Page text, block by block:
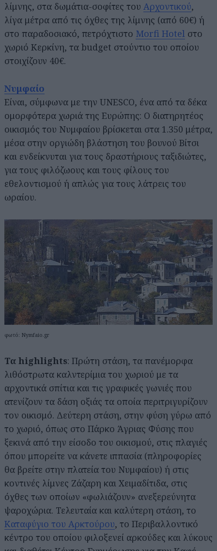
λίμνης, στα δωμάτια-σοφίτες του Αρχοντικού,
λίγα μέτρα από τις όχθες της λίμνης (από 60€) ή
στο παραδοσιακό, πετρόχτιστο Morfi Hotel στο
χωριό Κερκίνη, τα budget στούντιο του οποίου
στοιχίζουν 40€.
Νυμφαίο
Είναι, σύμφωνα με την UNESCO, ένα από τα δέκα
ομορφότερα χωριά της Ευρώπης: Ο διατηρητέος
οικισμός του Νυμφαίου βρίσκεται στα 1.350 μέτρα,
μέσα στην οργιώδη βλάστηση του βουνού Βίτσι
και ενδείκνυται για τους δραστήριους ταξιδιώτες,
για τους φιλόζωους και τους φίλους του
εθελοντισμού ή απλώς για τους λάτρεις του
ωραίου.
φωτό: Nymfaio.gr
Τα highlights: Πρώτη στάση, τα πανέμορφα
λιθόστρωτα καλντερίμια του χωριού με τα
αρχοντικά σπίτια και τις γραφικές γωνιές που
ατενίζουν τα δάση οξιάς τα οποία περιτριγυρίζουν
τον οικισμό. Δεύτερη στάση, στην φύση γύρω από
το χωριό, όπως στο Πάρκο Άγριας Φύσης που
ξεκινά από την είσοδο του οικισμού, στις πλαγιές
όπου μπορείτε να κάνετε ιππασία (πληροφορίες
θα βρείτε στην πλατεία του Νυμφαίου) ή στις
κοντινές λίμνες Ζάζαρη και Χειμαδίτιδα, στις
όχθες των οποίων «φωλιάζουν» ανεξερεύνητα
ψαροχώρια. Τελευταία και καλύτερη στάση, το
Καταφύγιο του Αρκτούρου, το Περιβαλλοντικό
κέντρο του οποίου φιλοξενεί αρκούδες και λύκους
Αναζήτηση